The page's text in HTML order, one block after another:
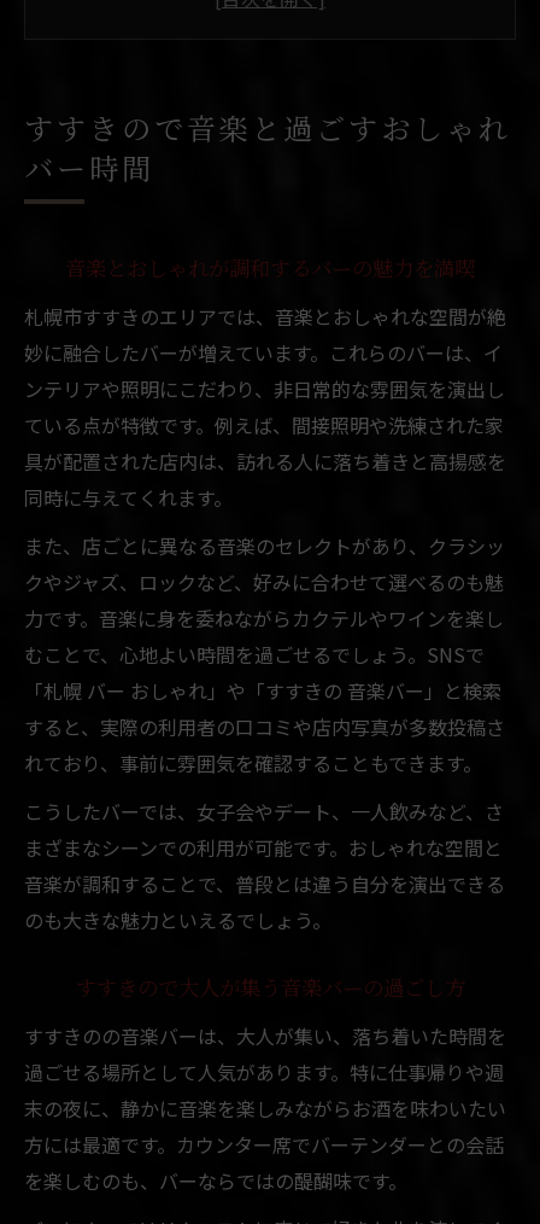
札幌でバーと音楽が楽しめる夜の過ごし方
女性一人でも安心な札幌隠れ家バー案内
介
隠れ家バーでおしゃれな札幌の夜を楽しむ
すすきので女性に人気のおしゃれバーの特
徴
安心してくつろげる札幌の隠れ家バー体験
札幌で一人飲みに最適なおしゃれバー選び
方
大人が集う札幌で話題のおしゃれ音楽バー体験
大人に人気の札幌音楽バーで過ごす贅沢な
時間
話題の札幌おしゃれバーで音楽と共にリラ
ックス
雰囲気重視の大人が集まる札幌バーの楽し
み方
音楽とおしゃれ空間が融合する札幌バー体
験
札幌すすきので大人が選ぶ音楽バーの魅力
インスタ映え狙うなら札幌で人気のバーへ
札幌でインスタ映えするおしゃれバー選び
インテリアがおしゃれな札幌バーの楽しみ
方
札幌で写真映えするバーと音楽空間を探す
札幌女子に人気のインスタ映えバーの特徴
すすきので音楽と過ごすおしゃれ
バー時間
音楽とおしゃれが調和するバーの魅力を満喫
札幌市すすきのエリアでは、音楽とおしゃれな空間が絶
妙に融合したバーが増えています。これらのバーは、イ
ンテリアや照明にこだわり、非日常的な雰囲気を演出し
ている点が特徴です。例えば、間接照明や洗練された家
具が配置された店内は、訪れる人に落ち着きと高揚感を
同時に与えてくれます。
また、店ごとに異なる音楽のセレクトがあり、クラシッ
クやジャズ、ロックなど、好みに合わせて選べるのも魅
力です。音楽に身を委ねながらカクテルやワインを楽し
むことで、心地よい時間を過ごせるでしょう。SNSで
「札幌 バー おしゃれ」や「すすきの 音楽バー」と検索
すると、実際の利用者の口コミや店内写真が多数投稿さ
れており、事前に雰囲気を確認することもできます。
こうしたバーでは、女子会やデート、一人飲みなど、さ
まざまなシーンでの利用が可能です。おしゃれな空間と
音楽が調和することで、普段とは違う自分を演出できる
のも大きな魅力といえるでしょう。
すすきので大人が集う音楽バーの過ごし方
すすきのの音楽バーは、大人が集い、落ち着いた時間を
過ごせる場所として人気があります。特に仕事帰りや週
末の夜に、静かに音楽を楽しみながらお酒を味わいたい
方には最適です。カウンター席でバーテンダーとの会話
を楽しむのも、バーならではの醍醐味です。